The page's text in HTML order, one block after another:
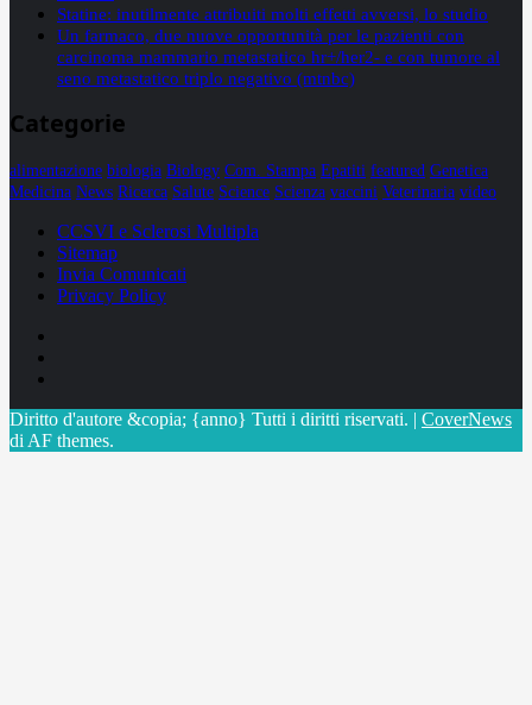
Statine: inutilmente attribuiti molti effetti avversi, lo studio
Un farmaco, due nuove opportunità per le pazienti con
carcinoma mammario metastatico hr+/her2- e con tumore al
seno metastatico triplo negativo (mtnbc)
Categorie
alimentazione biologia Biology Com. Stampa Epatiti featured Genetica
Medicina News Ricerca Salute Science Scienza vaccini Veterinaria video
CCSVI e Sclerosi Multipla
Sitemap
Invia Comunicati
Privacy Policy
Diritto d'autore &copia; {anno} Tutti i diritti riservati. | CoverNews
di AF themes.